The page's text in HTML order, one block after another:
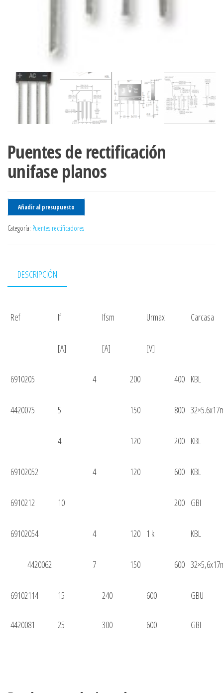
Puentes de rectificación
unifase planos
Añadir al presupuesto
Categoría: Puentes rectificadores
DESCRIPCIÓN
Ref If Ifsm Urmax Carcasa
[A] [A] [V]
6910205 4 200 400 KBL
4420075 5 150 800
4 120 200 KBL
69102052 4 120 600 KBL
6910212 10 200 GBI
69102054 4 120 1 k KBL
4420062 7 150 600
69102114 15 240 600 GBU
4420081 25 300 600 GBI